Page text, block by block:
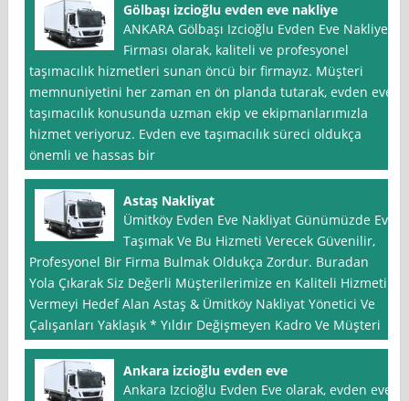
Gölbaşı izcioğlu evden eve nakliye
ANKARA Gölbaşı Izcioğlu Evden Eve Nakliye
Firması olarak, kaliteli ve profesyonel
taşımacılık hizmetleri sunan öncü bir firmayız. Müşteri
memnuniyetini her zaman en ön planda tutarak, evden eve
taşımacılık konusunda uzman ekip ve ekipmanlarımızla
hizmet veriyoruz. Evden eve taşımacılık süreci oldukça
önemli ve hassas bir
Astaş Nakliyat
Ümitköy Evden Eve Nakliyat Günümüzde Ev
Taşımak Ve Bu Hizmeti Verecek Güvenilir,
Profesyonel Bir Firma Bulmak Oldukça Zordur. Buradan
Yola Çıkarak Siz Değerli Müşterilerimize en Kaliteli Hizmeti
Vermeyi Hedef Alan Astaş & Ümitköy Nakliyat Yönetici Ve
Çalışanları Yaklaşık * Yıldır Değişmeyen Kadro Ve Müşteri
Ankara izcioğlu evden eve
Ankara Izcioğlu Evden Eve olarak, evden eve